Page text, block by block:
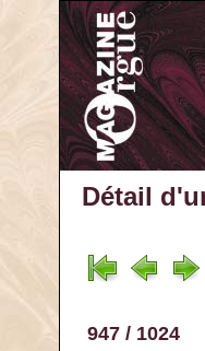
Détail
947 / 1024